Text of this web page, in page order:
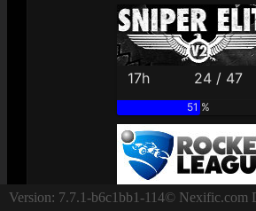
17h 24 / 47
51 %
43h 45 / 88
Version: 7.7.1-b6c1bb1-114© Nexific.com